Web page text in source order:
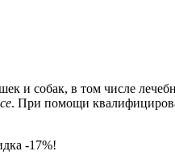
и собак, в том числе
. При помощи
-17%!